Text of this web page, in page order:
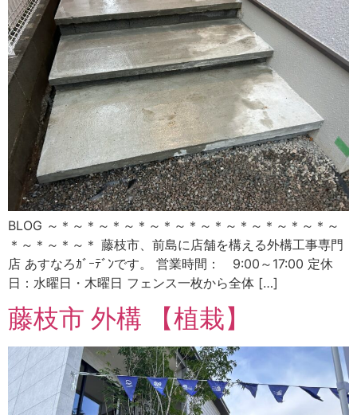
BLOG ～＊～＊～＊～＊～＊～＊～＊～＊～＊～＊～＊～
＊～＊～＊～＊ 藤枝市、前島に店舗を構える外構工事専門
店 あすなろｶﾞｰﾃﾞﾝです。 営業時間： 9:00～17:00 定休
日：水曜日・木曜日 フェンス一枚から全体 […]
藤枝市 外構 【植栽】